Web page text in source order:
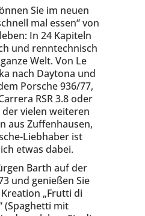
Sie im neuen
mal essen“ von
In 24 Kapiteln
und renntechnisch
Welt. Von Le
nach Daytona und
Porsche 936/77,
RSR 3.8 oder
vielen weiteren
aus Zuffenhausen,
Liebhaber ist
etwas dabei.
Barth auf der
und genießen Sie
„Frutti di
(Spaghetti mit